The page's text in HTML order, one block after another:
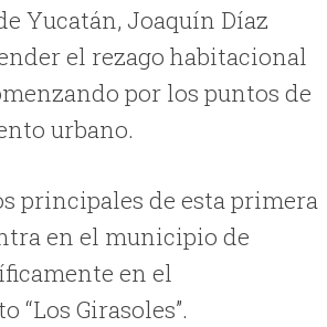
Yucatán, Joaquín Díaz
el rezago habitacional
por los puntos de
urbano.
principales de esta primera
en el municipio de
en el
“Los Girasoles”.